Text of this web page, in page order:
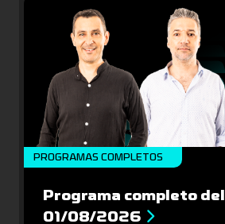
PROGRAMAS COMPLETOS
Programa completo del
01/08/2026